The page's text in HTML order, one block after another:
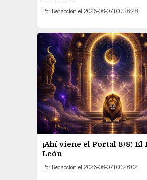
Por Redacción el 2026-08-07T00:38:28
¡Ahí viene el Portal 8/8! El
León
Por Redacción el 2026-08-07T00:28:02